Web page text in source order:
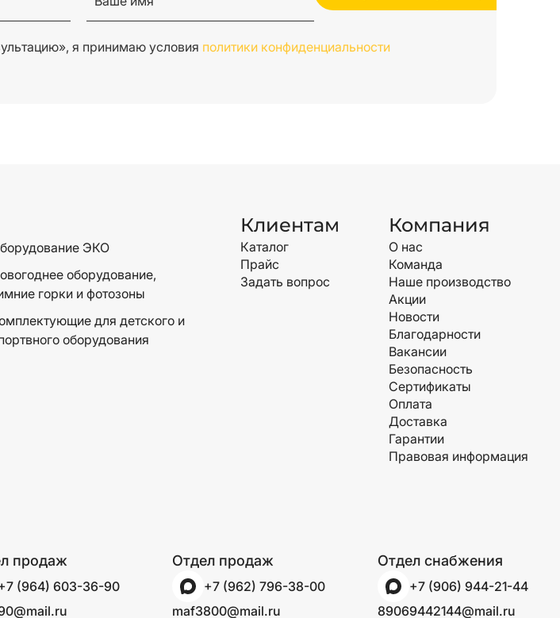
я принимаю условия политики конфиденциальности
ЭКО
оборудование,
горки и фотозоны
для детского и
спортвного оборудования
Клиентам
Каталог
Прайс
Задать вопрос
Компания
О нас
Команда
Наше производство
Акции
Новости
Благодарности
Вакансии
Безопасность
Сертификаты
Оплата
Доставка
Гарантии
Правовая информация
продаж
(964) 603-36-90
Отдел продаж
+7 (962) 796-38-00
maf3800@mail.ru
Отдел снабжения
+7 (906) 944-21-44
89069442144@mail.ru